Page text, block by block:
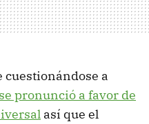
cuestionándose a
pronunció a favor de
así que el